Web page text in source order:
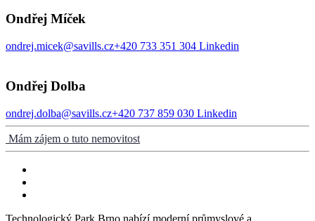
Ondřej Míček
ondrej.micek@savills.cz+420 733 351 304 Linkedin
Ondřej Dolba
ondrej.dolba@savills.cz+420 737 859 030 Linkedin
Mám zájem o tuto nemovitost
Technologický Park Brno nabízí moderní průmyslové a